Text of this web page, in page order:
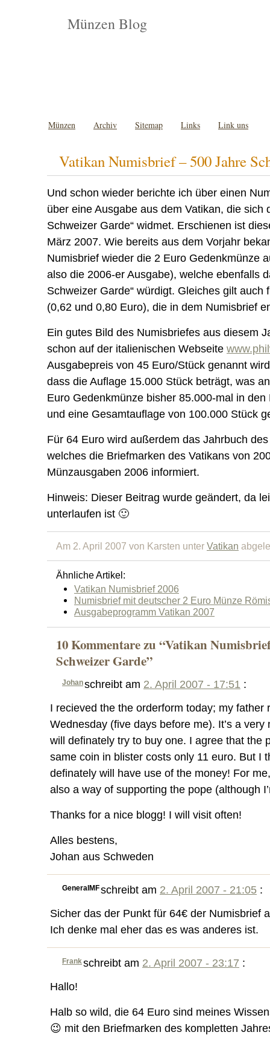
Münzen Blog
Münzen Archiv Sitemap Links Link uns
Vatikan Numisbrief – 500 Jahre
Und schon wieder berichte ich über einen
über eine Ausgabe aus dem Vatikan, die sich
Schweizer Garde“ widmet. Erschienen ist
März 2007. Wie bereits aus dem Vorjahr
Numisbrief wieder die 2 Euro Gedenkmünze
also die 2006-er Ausgabe), welche ebenfalls
Schweizer Garde“ würdigt. Gleiches gilt auch
(0,62 und 0,80 Euro), die in dem Numisbrief
Ein gutes Bild des Numisbriefes aus diesem
schon auf der italienischen Webseite
Ausgabepreis von 45 Euro/Stück genannt
dass die Auflage 15.000 Stück beträgt, was
Euro Gedenkmünze bisher 85.000-mal in
und eine Gesamtauflage von 100.000 Stück
Für 64 Euro wird außerdem das Jahrbuch
welches die Briefmarken des Vatikans von
Münzausgaben 2006 informiert.
Hinweis: Dieser Beitrag wurde geändert, da
unterlaufen ist 🙂
Am 2. April 2007 von Karsten unter Vatikan
Ähnliche Artikel:
Vatikan Numisbrief 2006
Numisbrief mit deutscher 2 Euro Münze
Ausgabeprogramm Vatikan 2007
10 Kommentare zu “Vatikan
Schweizer Garde”
Johanschreibt am 2. April 2007 - 17:51 :
I recieved the the orderform today; my father
Wednesday (five days before me). It’s a very
will definately try to buy one. I agree that the
same coin in blister costs only 11 euro. But I
definately will have use of the money! For
also a way of supporting the pope (although
Thanks for a nice blogg! I will visit often!
Alles bestens,
Johan aus Schweden
GeneralMFschreibt am 2. April 2007 - 21:05 :
Sicher das der Punkt für 64€ der Numisbrief
Ich denke mal eher das es was anderes ist.
Frankschreibt am 2. April 2007 - 23:17 :
Hallo!
Halb so wild, die 64 Euro sind meines
😉 mit den Briefmarken des kompletten